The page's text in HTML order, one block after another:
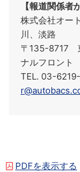
【報道関係者
株式会社オー
川、淡路
〒135-8717
ナルフロント
TEL. 03-
PDFを表示する